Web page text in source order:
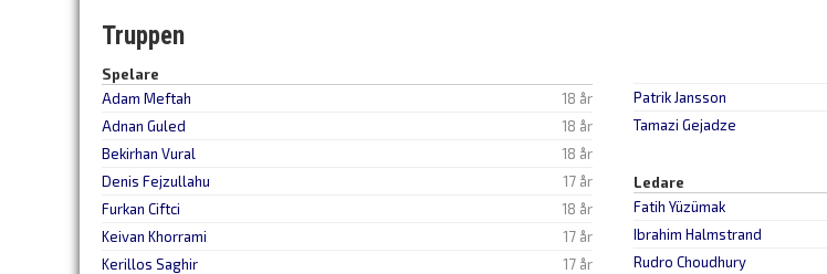
Truppen
Spelare
Adam Meftah
18 år
Adnan Guled
18 år
Bekirhan Vural
18 år
Denis Fejzullahu
17 år
Furkan Ciftci
18 år
Keivan Khorrami
17 år
Kerillos Saghir
17 år
Patrik Jansson
Tamazi Gejadze
Ledare
Fatih Yüzümak
Ibrahim Halmstrand
Rudro Choudhury